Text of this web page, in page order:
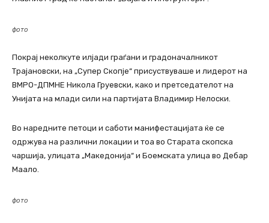
фото
Покрај неколкуте илјади граѓани и градоначалникот
Трајановски, на „Супер Скопје“ присуствуваше и лидерот на
ВМРО-ДПМНЕ Никола Груевски, како и претседателот на
Унијата на млади сили на партијата Владимир Нелоски.
Во наредните петоци и саботи манифестацијата ќе се
одржува на различни локации и тоа во Старата скопска
чаршија, улицата „Македонија“ и Боемската улица во Дебар
Маало.
фото